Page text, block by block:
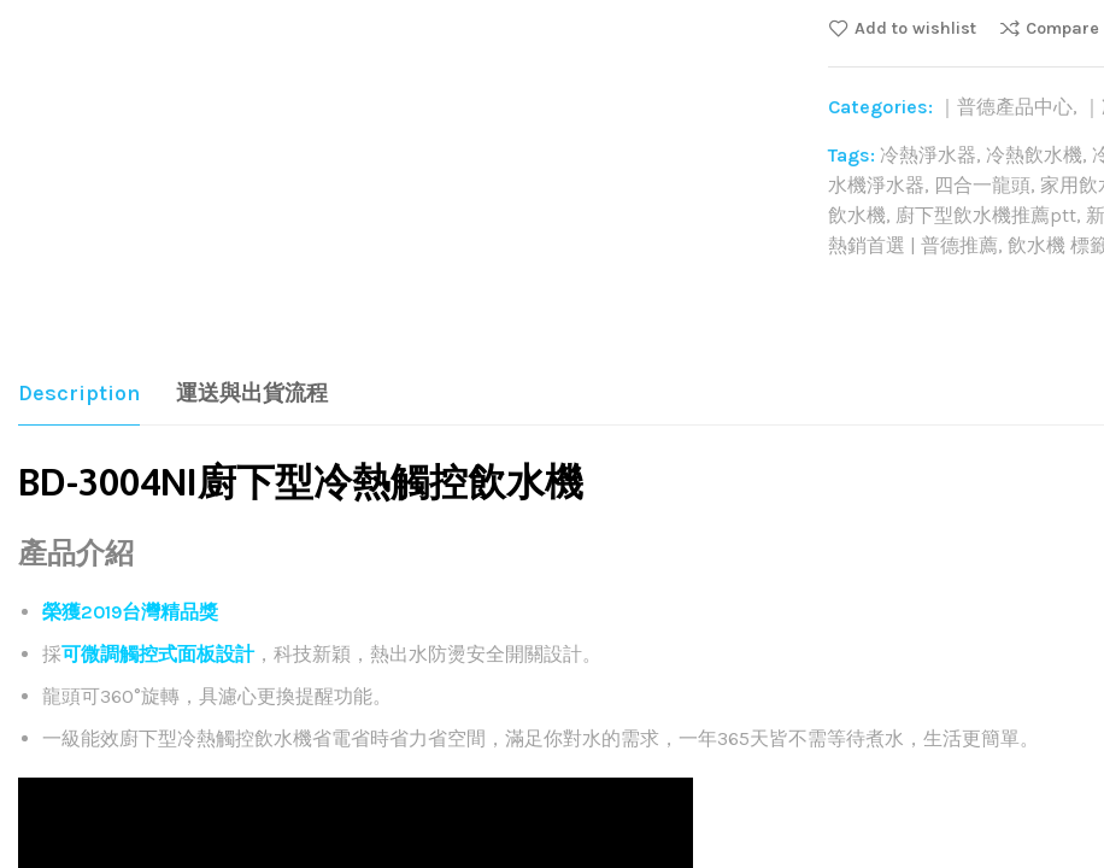
Add to wishlist
Categories: ｜普德產品中心,
Tags: 冷熱淨水器, 冷熱飲水機,
水機淨水器, 四合一龍頭, 家用
飲水機, 廚下型飲水機推薦ptt,
熱銷首選 | 普德推薦, 飲水機 標
Description 運送與出貨流程
BD-3004NI廚下型冷熱觸控飲水機
產品介紹
榮獲2019台灣精品獎
採可微調觸控式面板設計，科技新穎，熱出水防燙安全開關設計。
龍頭可360°旋轉，具濾心更換提醒功能。
一級能效廚下型冷熱觸控飲水機省電省時省力省空間，滿足你對水的需求，一年365天皆不需等待煮水，生活更簡單。